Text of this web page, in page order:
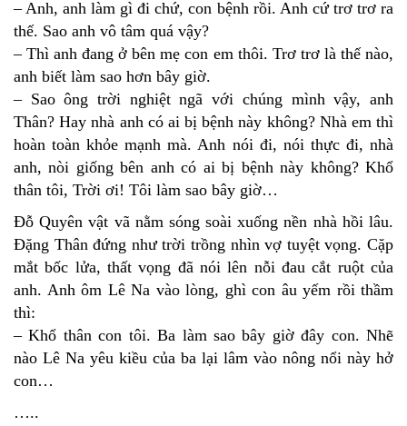
– Anh, anh làm gì đi chứ, con bệnh rồi. Anh cứ trơ trơ ra
thế. Sao anh vô tâm quá vậy?
– Thì anh đang ở bên mẹ con em thôi. Trơ trơ là thế nào,
anh biết làm sao hơn bây giờ.
– Sao ông trời nghiệt ngã với chúng mình vậy, anh
Thân? Hay nhà anh có ai bị bệnh này không? Nhà em thì
hoàn toàn khỏe mạnh mà. Anh nói đi, nói thực đi, nhà
anh, nòi giống bên anh có ai bị bệnh này không? Khổ
thân tôi, Trời ơi! Tôi làm sao bây giờ…
Đỗ Quyên vật vã nằm sóng soài xuống nền nhà hồi lâu.
Đặng Thân đứng như trời trồng nhìn vợ tuyệt vọng. Cặp
mắt bốc lửa, thất vọng đã nói lên nỗi đau cắt ruột của
anh. Anh ôm Lê Na vào lòng, ghì con âu yếm rồi thầm
thì:
– Khổ thân con tôi. Ba làm sao bây giờ đây con. Nhẽ
nào Lê Na yêu kiều của ba lại lâm vào nông nổi này hở
con…
…..